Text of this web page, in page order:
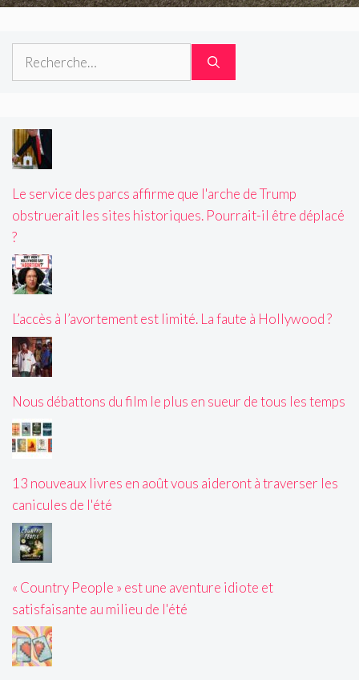
Rechercher :
Le service des parcs affirme que l'arche de Trump
obstruerait les sites historiques. Pourrait-il être déplacé
?
L’accès à l’avortement est limité. La faute à Hollywood ?
Nous débattons du film le plus en sueur de tous les temps
13 nouveaux livres en août vous aideront à traverser les
canicules de l'été
« Country People » est une aventure idiote et
satisfaisante au milieu de l'été